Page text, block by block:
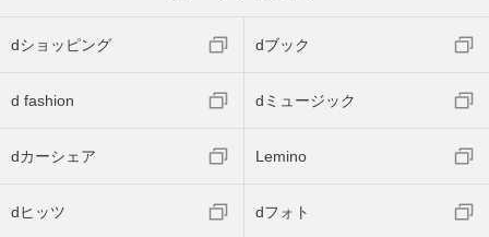
dショッピング dブック
d fashion dミュージック
dカーシェア Lemino
dヒッツ dフォト